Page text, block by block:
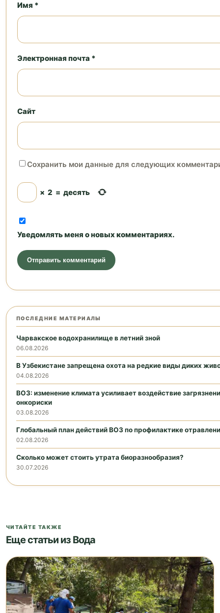
Имя *
Электронная почта *
Сайт
Сохранить мои данные для следующих
× 2 = десять
Уведомлять меня о новых комментариях.
ПОСЛЕДНИЕ МАТЕРИАЛЫ
Чарвакское водохранилище в летний зной
06.08.2026
В Узбекистане запрещена охота на редкие виды диких
04.08.2026
ВОЗ: изменение климата усиливает воздействие
онкориски
03.08.2026
Глобальный план действий ВОЗ по профилактике
02.08.2026
Сколько может стоить утрата биоразнообразия?
30.07.2026
ЧИТАЙТЕ ТАКЖЕ
Еще статьи из Вода